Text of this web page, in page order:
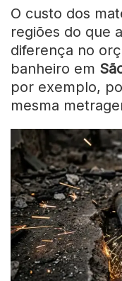
O custo dos
regiões do que
diferença no
banheiro em
por exemplo,
mesma